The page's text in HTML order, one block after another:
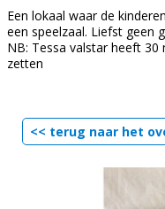
Een lokaal waar de
een speelzaal. Liefst geen
NB: Tessa valstar heeft
zetten
<< terug naar het